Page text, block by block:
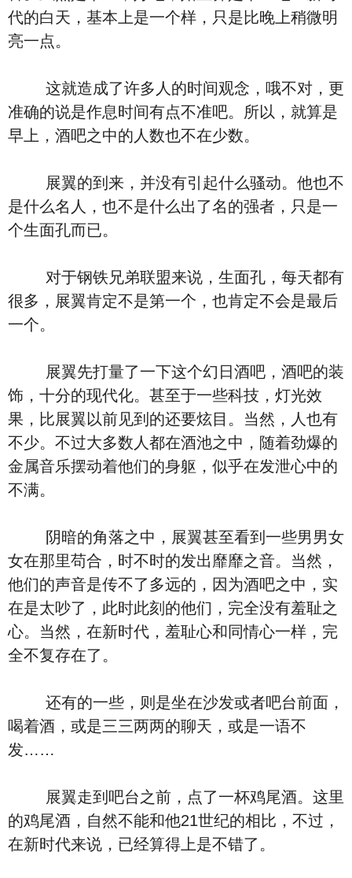
代的白天，基本上是一个样，只是比晚上稍微明
亮一点。
这就造成了许多人的时间观念，哦不对，更
准确的说是作息时间有点不准吧。所以，就算是
早上，酒吧之中的人数也不在少数。
展翼的到来，并没有引起什么骚动。他也不
是什么名人，也不是什么出了名的强者，只是一
个生面孔而已。
对于钢铁兄弟联盟来说，生面孔，每天都有
很多，展翼肯定不是第一个，也肯定不会是最后
一个。
展翼先打量了一下这个幻日酒吧，酒吧的装
饰，十分的现代化。甚至于一些科技，灯光效
果，比展翼以前见到的还要炫目。当然，人也有
不少。不过大多数人都在酒池之中，随着劲爆的
金属音乐摆动着他们的身躯，似乎在发泄心中的
不满。
阴暗的角落之中，展翼甚至看到一些男男女
女在那里苟合，时不时的发出靡靡之音。当然，
他们的声音是传不了多远的，因为酒吧之中，实
在是太吵了，此时此刻的他们，完全没有羞耻之
心。当然，在新时代，羞耻心和同情心一样，完
全不复存在了。
还有的一些，则是坐在沙发或者吧台前面，
喝着酒，或是三三两两的聊天，或是一语不
发……
展翼走到吧台之前，点了一杯鸡尾酒。这里
的鸡尾酒，自然不能和他21世纪的相比，不过，
在新时代来说，已经算得上是不错了。